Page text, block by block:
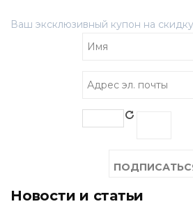
Ваш эксклюзивный купон на
Новости и статьи